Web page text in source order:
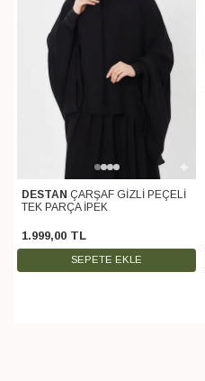
DESTAN ÇARŞAF GİZLİ PEÇELİ
TEK PARÇA İPEK
1.999,00 TL
SEPETE EKLE